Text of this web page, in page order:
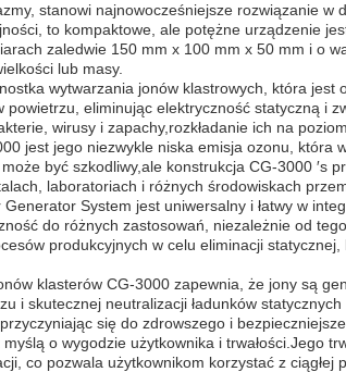
stanowi najnowocześniejsze rozwiązanie
to kompaktowe, ale potężne urządzenie
zaledwie 150 mm x 100 mm x 50 mm i o
lub masy.
wytwarzania jonów klastrowych, która
eliminując elektryczność statyczną i
wirusy i zapachy,rozkładanie ich na
jest jego niezwykle niska emisja ozonu,
być szkodliwy,ale konstrukcja CG-3000 ′s
laboratoriach i różnych środowiskach
System jest uniwersalny i łatwy w
do różnych zastosowań, niezależnie od
produkcyjnych w celu eliminacji
klasterów CG-3000 zapewnia, że jony są
i skutecznej neutralizacji ładunków
się do zdrowszego i
o wygodzie użytkownika i trwałości.Jego
co pozwala użytkownikom korzystać z